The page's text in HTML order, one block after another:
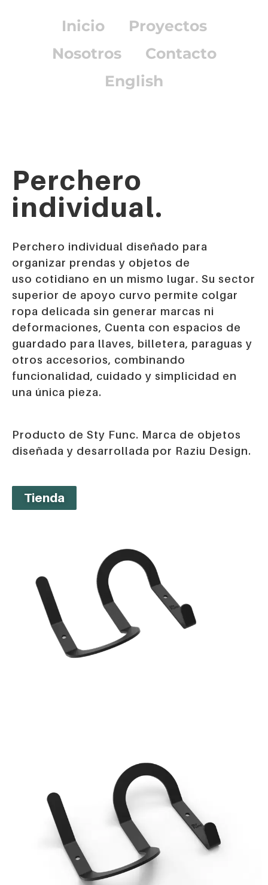
Inicio
Proyectos
Nosotros
Contacto
English
Perchero
individual.
Perchero individual diseñado para
organizar prendas y objetos de
uso cotidiano en un mismo lugar. Su sector
superior de apoyo curvo permite colgar
ropa delicada sin generar marcas ni
deformaciones, Cuenta con espacios de
guardado para llaves, billetera, paraguas y
otros accesorios, combinando
funcionalidad, cuidado y simplicidad en
una única pieza.
Producto de Sty Func. Marca de objetos
diseñada y desarrollada por Raziu Design.
Tienda